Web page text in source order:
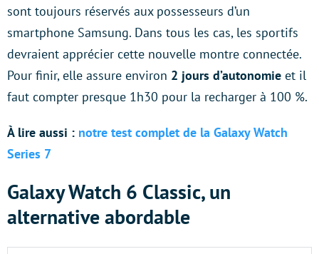
sont toujours réservés aux possesseurs d’un
smartphone Samsung. Dans tous les cas, les sportifs
devraient apprécier cette nouvelle montre connectée.
Pour finir, elle assure environ 2 jours d’autonomie et il
faut compter presque 1h30 pour la recharger à 100 %.
À lire aussi : notre test complet de la Galaxy Watch
Series 7
Galaxy Watch 6 Classic, un
alternative abordable